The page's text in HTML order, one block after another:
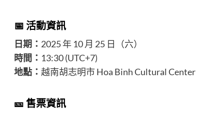
📅 活動資訊
日期： 2025 年 10 月 25 日（六）
時間： 13:30 (UTC+7)
地點： 越南胡志明市 Hoa Binh Cultural Center
🎫 售票資訊